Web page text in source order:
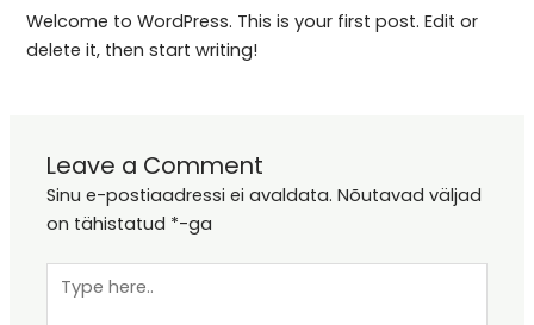
Welcome to WordPress. This is your first post. Edit or
delete it, then start writing!
Leave a Comment
Sinu e-postiaadressi ei avaldata. Nõutavad väljad
on tähistatud *-ga
Type
here..